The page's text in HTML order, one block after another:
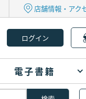
店舗情報・アク
電子書籍